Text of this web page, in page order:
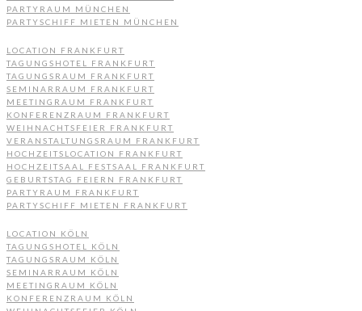
PARTYRAUM MÜNCHEN
PARTYSCHIFF MIETEN MÜNCHEN
LOCATION FRANKFURT
TAGUNGSHOTEL FRANKFURT
TAGUNGSRAUM FRANKFURT
SEMINARRAUM FRANKFURT
MEETINGRAUM FRANKFURT
KONFERENZRAUM FRANKFURT
WEIHNACHTSFEIER FRANKFURT
VERANSTALTUNGSRAUM FRANKFURT
HOCHZEITSLOCATION FRANKFURT
HOCHZEITSAAL FESTSAAL FRANKFURT
GEBURTSTAG FEIERN FRANKFURT
PARTYRAUM FRANKFURT
PARTYSCHIFF MIETEN FRANKFURT
LOCATION KÖLN
TAGUNGSHOTEL KÖLN
TAGUNGSRAUM KÖLN
SEMINARRAUM KÖLN
MEETINGRAUM KÖLN
KONFERENZRAUM KÖLN